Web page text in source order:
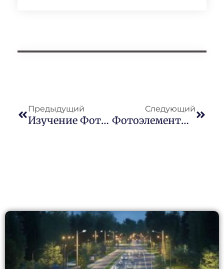
Предыдущий
Изучение Фотоэлементов С Длинным Соединением: Типы, Характеристики И Разнообразные Области Их Применения В Современном Освещении
Следующий
Фотоэлементы С Удлиненным Креплением JL-207C/JL-205C: Экономичные Решения Для Интеллектуального Освещения В Условиях Повышенного Риска На Ближнем Востоке